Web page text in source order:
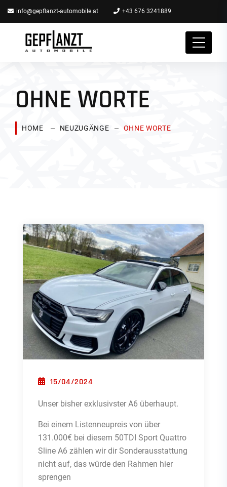
info@gepflanzt-automobile.at +43 676 3241889
OHNE WORTE
HOME NEUZUGÄNGE OHNE WORTE
POSTED ON
15/04/2024
Unser bisher exklusivster A6 überhaupt.
Bei einem Listenneupreis von über
131.000€ bei diesem 50TDI Sport Quattro
Sline A6 zählen wir dir Sonderausstattung
nicht auf, das würde den Rahmen hier
sprengen